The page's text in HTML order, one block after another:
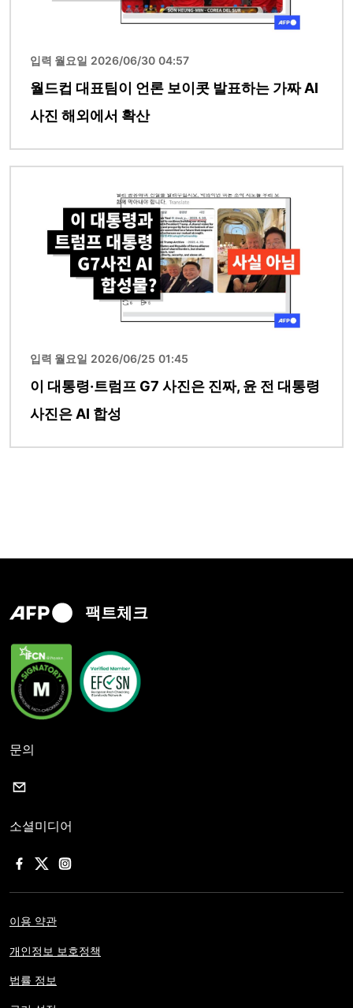
입력 월요일 2026/06/30 04:57
월드컵 대표팀이 언론 보이콧 발표하는 가짜 AI
사진 해외에서 확산
입력 월요일 2026/06/25 01:45
이 대통령·트럼프 G7 사진은 진짜, 윤 전 대통령
사진은 AI 합성
팩트체크
문의
소셜미디어
이용 약관
개인정보 보호정책
법률 정보